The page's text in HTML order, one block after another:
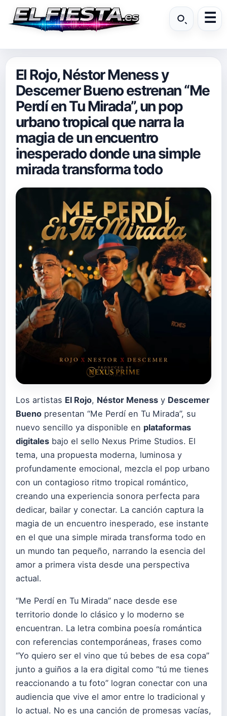
El Rojo, Néstor Meness y
Descemer Bueno estrenan “Me
Perdí en Tu Mirada”, un pop
urbano tropical que narra la
magia de un encuentro
inesperado donde una simple
mirada transforma todo
Los artistas El Rojo, Néstor Meness y Descemer
Bueno presentan “Me Perdí en Tu Mirada”, su
nuevo sencillo ya disponible en plataformas
digitales bajo el sello Nexus Prime Studios. El
tema, una propuesta moderna, luminosa y
profundamente emocional, mezcla el pop urbano
con un contagioso ritmo tropical romántico,
creando una experiencia sonora perfecta para
dedicar, bailar y conectar. La canción captura la
magia de un encuentro inesperado, ese instante
en el que una simple mirada transforma todo en
un mundo tan pequeño, narrando la esencia del
amor a primera vista desde una perspectiva
actual.
“Me Perdí en Tu Mirada” nace desde ese
territorio donde lo clásico y lo moderno se
encuentran. La letra combina poesía romántica
con referencias contemporáneas, frases como
“Yo quiero ser el vino que tú bebes de esa copa”
junto a guiños a la era digital como “tú me tienes
reaccionando a tu foto” logran conectar con una
audiencia que vive el amor entre lo tradicional y
lo actual. No es una canción de promesas vacías,